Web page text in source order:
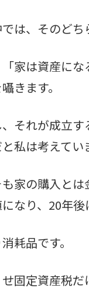
は、そのどち
家は資産にな
きます。
、それが成立
私は考えてい
家の購入と
なり、20年後
耗品です。
固定資産税だ